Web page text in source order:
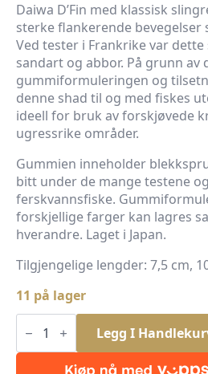
Daiwa D’Fin med klassisk
sterke flankerende bevegelser
Ved tester i Frankrike var
sandart og abbor. På grunn av
gummiformuleringen og
denne shad til og med fiskes
ideell for bruk av forskjøvede
ugressrike områder.
Gummien inneholder
bitt under de mange testene
ferskvannsfiske.
forskjellige farger kan lagres
hverandre. Laget i Japan.
Tilgjengelige lengder: 7,5 cm,
11 på lager
Daiwa
Tournament
UV
Legg I